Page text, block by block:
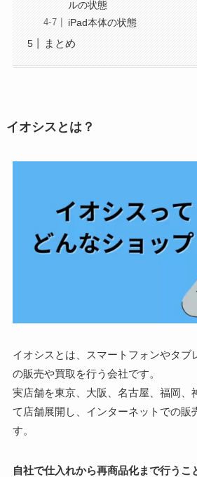
ルの状態
iPad本体の状態
まとめ
イオシスとは？
イオシスとは、スマートフォンやタブ
の販売や買取を行う会社です。
実店舗を東京、大阪、名古屋、福岡、
て店舗展開し、インターネットでの販
す。
自社で仕入れから再商品化まで行うこ